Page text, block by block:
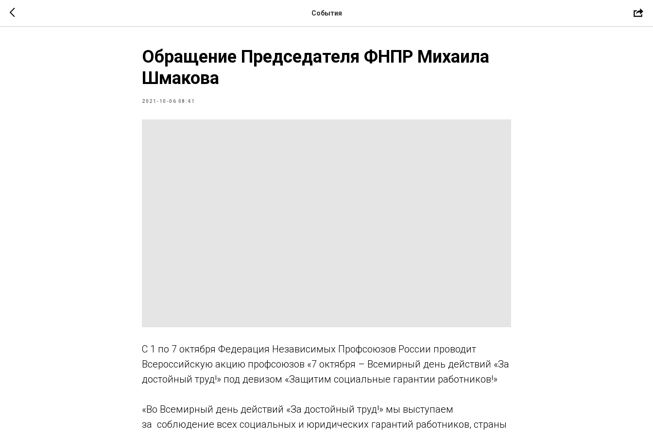
События
Обращение Председателя ФНПР Михаила
Шмакова
2021-10-06 08:41
С 1 по 7 октября Федерация Независимых Профсоюзов России проводит
Всероссийскую акцию профсоюзов «7 октября – Всемирный день действий «За
достойный труд!» под девизом «Защитим социальные гарантии работников!»
«Во Всемирный день действий «За достойный труд!» мы выступаем
за соблюдение всех социальных и юридических гарантий работников, страны